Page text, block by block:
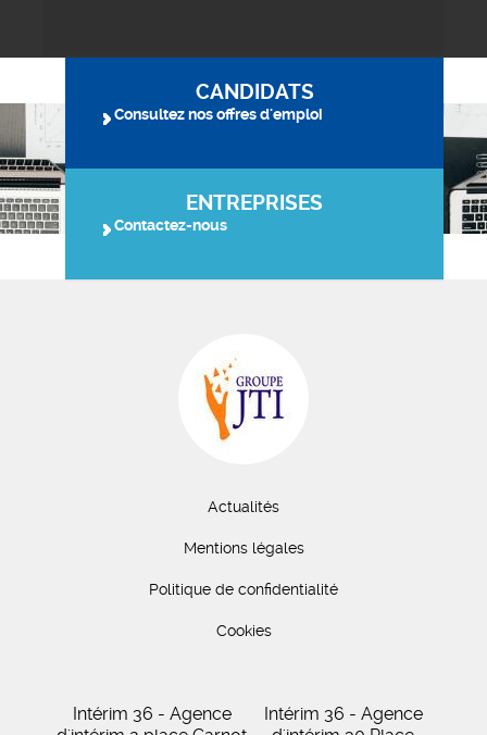
CANDIDATS
Consultez nos offres d'emploi
ENTREPRISES
Contactez-nous
Actualités
Mentions légales
Politique de confidentialité
Cookies
Intérim 36 - Agence
Intérim 36 - Agence